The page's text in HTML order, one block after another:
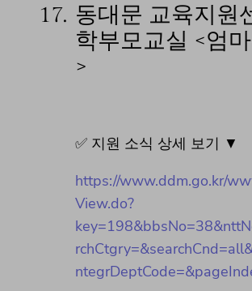
17. 동대문 교육지원
학부모교실 <엄
>
✅ 지원 소식 상세 보기 ▼
https://www.ddm.go.kr/
View.do?